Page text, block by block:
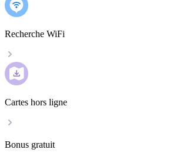
Recherche WiFi
Cartes hors ligne
Bonus gratuit